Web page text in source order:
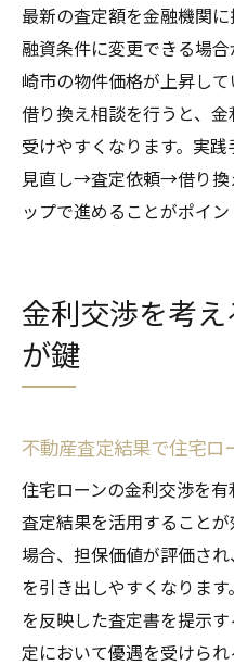
最新の査定額を金融機関
融資条件に変更できる場
崎市の物件価格が上昇し
借り換え相談を行うと、
受けやすくなります。実
見直し→査定依頼→借り
ップで進めることがポイン
金利交渉を考
が鍵
不動産査定結果で住宅ロ
住宅ローンの金利交渉を
査定結果を活用すること
場合、担保価値が評価さ
を引き出しやすくなりま
を反映した査定書を提示
定において優遇を受けら